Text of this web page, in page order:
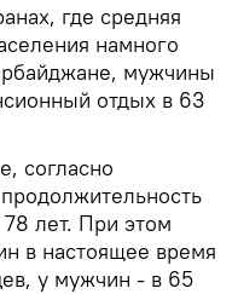
где средняя
намного
мужчины
отдых в 63
согласно
лет. При этом
в настоящее время
у мужчин - в 65